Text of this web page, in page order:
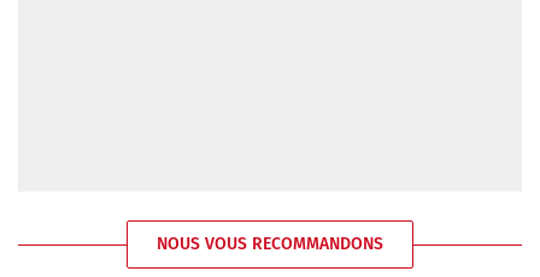
NOUS VOUS RECOMMANDONS